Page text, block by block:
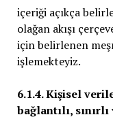
içeriği açıkça
olağan akışı
için belirlenen
işlemekteyiz.
6.1.4. Kişisel
bağlantılı,